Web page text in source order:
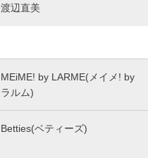
渡辺直美
MEiME! by LARME(メイメ! by
ラルム)
Betties(ベティーズ)